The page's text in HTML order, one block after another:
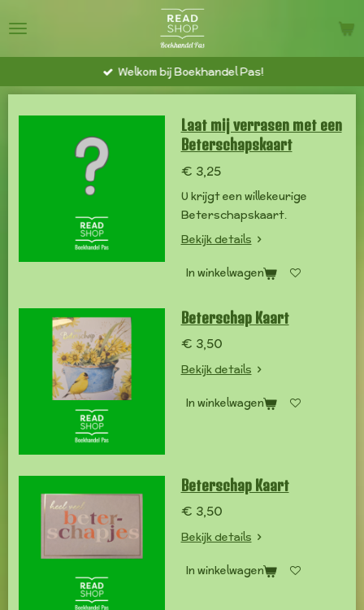
direct
naar
hoofdinhoud
Welkom bij Boekhandel Pas!
Laat mij verrasen met een
Beterschapskaart
€ 3,25
U krijgt een willekeurige
Beterschapskaart.
Bekijk details
In winkelwagen
Beterschap Kaart
€ 3,50
Bekijk details
In winkelwagen
Beterschap Kaart
€ 3,50
Bekijk details
In winkelwagen